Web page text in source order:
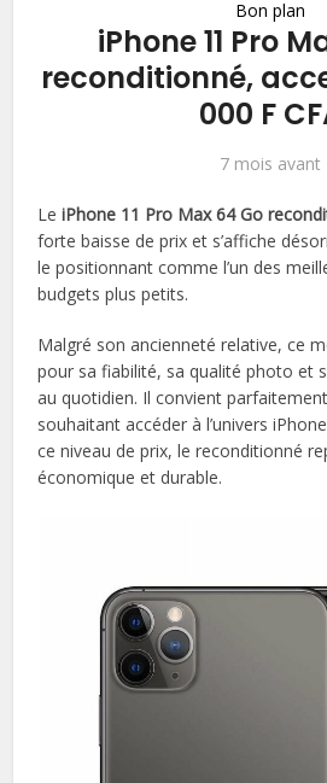
Bon plan
iPhone 11 Pro
reconditionné,
000 F
7 mois avant
LeiPhone 11 Pro Max 64 Go
forte baisse de prix et s’affiche
le positionnant comme l’un des
budgets plus petits.
Malgré son ancienneté relative, ce
pour sa fiabilité, sa qualité photo et
au quotidien. Il convient
souhaitant accéder à l’univers
ce niveau de prix, le reconditionné
économique et durable.